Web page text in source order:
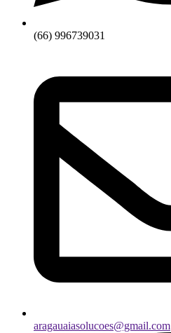
(66) 996739031
aragauaiasolucoes@gmail.com